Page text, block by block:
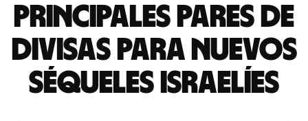
Principales pares de
divisas para nuevos
séqueles israelíes